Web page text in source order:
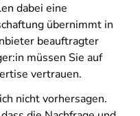
dabei eine
übernimmt in
beauftragter
müssen Sie auf
vertrauen.
nicht vorhersagen.